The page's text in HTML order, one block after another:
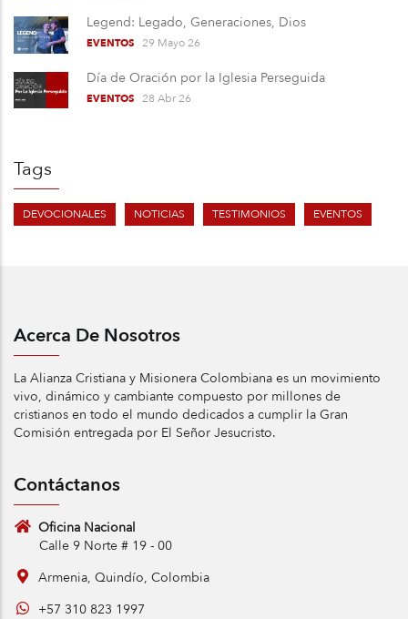
Legend: Legado, Generaciones, Dios
EVENTOS 29 Mayo 26
Día de Oración por la Iglesia Perseguida
EVENTOS 28 Abr 26
Tags
DEVOCIONALES NOTICIAS TESTIMONIOS EVENTOS
Acerca De Nosotros
La Alianza Cristiana y Misionera Colombiana es un movimiento
vivo, dinámico y cambiante compuesto por millones de
cristianos en todo el mundo dedicados a cumplir la Gran
Comisión entregada por El Señor Jesucristo.
Contáctanos
Oficina Nacional
Calle 9 Norte # 19 - 00
Armenia, Quindío, Colombia
+57 310 823 1997